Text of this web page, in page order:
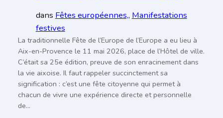
dans Fêtes européennes,, Manifestations
festives
La traditionnelle Fête de l’Europe de l’Europe a eu lieu à
Aix-en-Provence le 11 mai 2026, place de l’Hôtel de ville.
C’était sa 25e édition, preuve de son enracinement dans
la vie aixoise. Il faut rappeler succinctement sa
signification : c’est une fête citoyenne qui permet à
chacun de vivre une expérience directe et personnelle
de…